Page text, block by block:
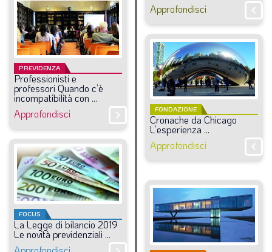
Approfondisci
chevron_right
PREVIDENZA
Professionistie
professori Quando c’è
incompatibilità con ...
Approfondisci
chevron_right FONDAZIONE
CronachedaChicago
L’esperienza ...
Approfondisci
chevron_right
FOCUS
LaLeggedibilancio2019
Le novità previdenziali ...